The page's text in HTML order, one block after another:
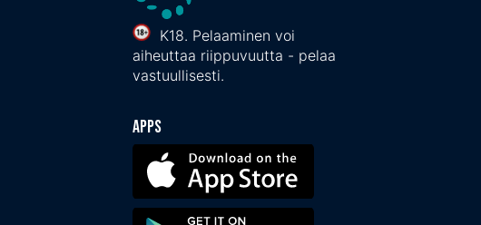
K18. Pelaaminen voi
aiheuttaa riippuvuutta - pelaa
vastuullisesti.
Apps